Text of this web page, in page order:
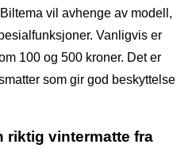
vil avhenge av modell,
Vanligvis er
100 og 500 kroner. Det er
som gir god beskyttelse
riktig vintermatte fra